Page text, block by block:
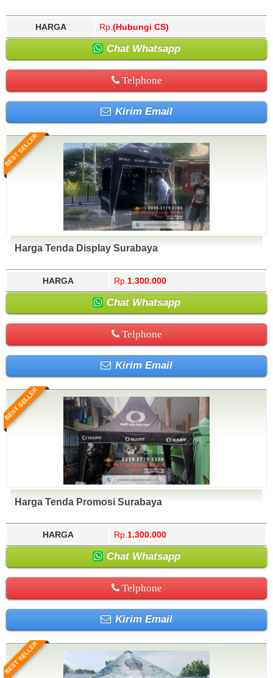
HARGA Rp. (Hubungi CS)
Chat Whatsapp
Telphone
Kirim Email
BEST SELLER
Harga Tenda Display Surabaya
HARGA Rp. 1.300.000
Chat Whatsapp
Telphone
Kirim Email
BEST SELLER
Harga Tenda Promosi Surabaya
HARGA Rp. 1.300.000
Chat Whatsapp
Telphone
Kirim Email
BEST SELLER